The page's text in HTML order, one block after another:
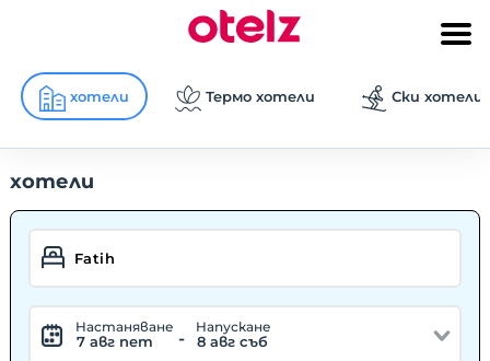
хотели Термо хотели Ски хотели
хотели
Hастаняване
7 авг пет -
Hапускане
8 авг съб